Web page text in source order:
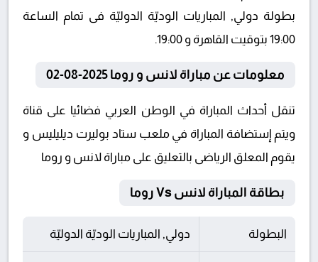
بطولة دولي, المباريات الوديّة الدوليّة فى تمام الساعة
19:00 بتوقيت القاهرة و 19:00.
معلومات عن مباراة لانس و روما 2025-08-02
تنقل أحداث المباراة في الوطن العربي فضائيا على قناة
ويتم إستضافة المباراة في ملعب ستاد بوليرت ديليليس و
يقوم المعلق الرياضى بالتعليق على مباراة لانس و روما
بطاقة المباراة لانس Vs روما
البطولة دولي, المباريات الوديّة الدوليّة